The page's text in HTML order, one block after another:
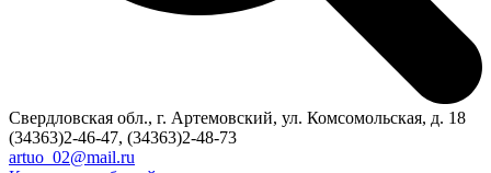
Свердловская обл., г. Артемовский, ул. Комсомольская, д. 18
(34363)2-46-47, (34363)2-48-73
artuo_02@mail.ru